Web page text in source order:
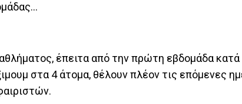
έπειτα από την πρώτη εβδομάδα κατά
στα 4 άτομα, θέλουν πλέον τις επόμενες